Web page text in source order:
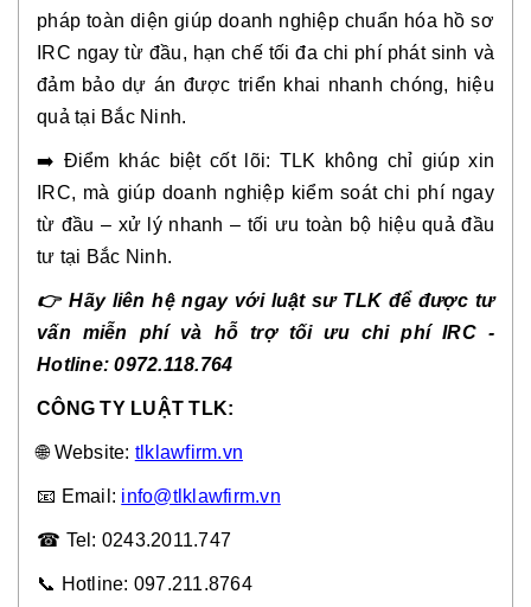
pháp toàn diện giúp doanh nghiệp chuẩn hóa hồ sơ
IRC ngay từ đầu, hạn chế tối đa chi phí phát sinh và
đảm bảo dự án được triển khai nhanh chóng, hiệu
quả tại Bắc Ninh.
➡️ Điểm khác biệt cốt lõi: TLK không chỉ giúp xin
IRC, mà giúp doanh nghiệp kiểm soát chi phí ngay
từ đầu – xử lý nhanh – tối ưu toàn bộ hiệu quả đầu
tư tại Bắc Ninh.
👉 Hãy liên hệ ngay với luật sư TLK để được tư
vấn miễn phí và hỗ trợ tối ưu chi phí IRC -
Hotline: 0972.118.764
CÔNG TY LUẬT TLK:
🌐 Website: tlklawfirm.vn
📧 Email: info@tlklawfirm.vn
☎ Tel: 0243.2011.747
📞 Hotline: 097.211.8764